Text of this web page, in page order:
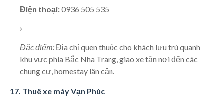
Điện thoại:0936 505 535
Đặc điểm:Địa chỉ quen thuộc cho khách lưu trú quanh
khu vực phía Bắc Nha Trang, giao xe tận nơi đến các
chung cư, homestay lân cận.
17. Thuê xe máy Vạn Phúc